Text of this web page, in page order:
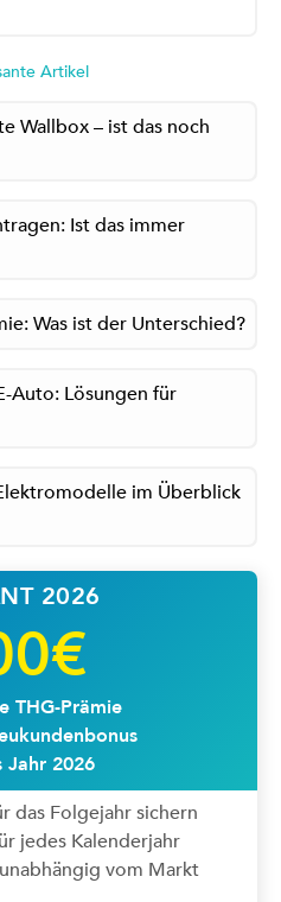
Artikel
Wallbox – ist das noch
Ist das immer
Was ist der Unterschied?
Auto: Lösungen für
im Überblick
2026
THG-Prämie
Jahr 2026
das Folgejahr sichern
jedes Kalenderjahr
vom Markt